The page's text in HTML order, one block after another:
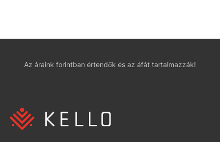
Az áraink forintban értendők és az áfát tartalmazzák!